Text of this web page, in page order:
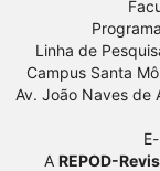
Linha de
Campus Santa
Av. João Naves de
A REPOD-